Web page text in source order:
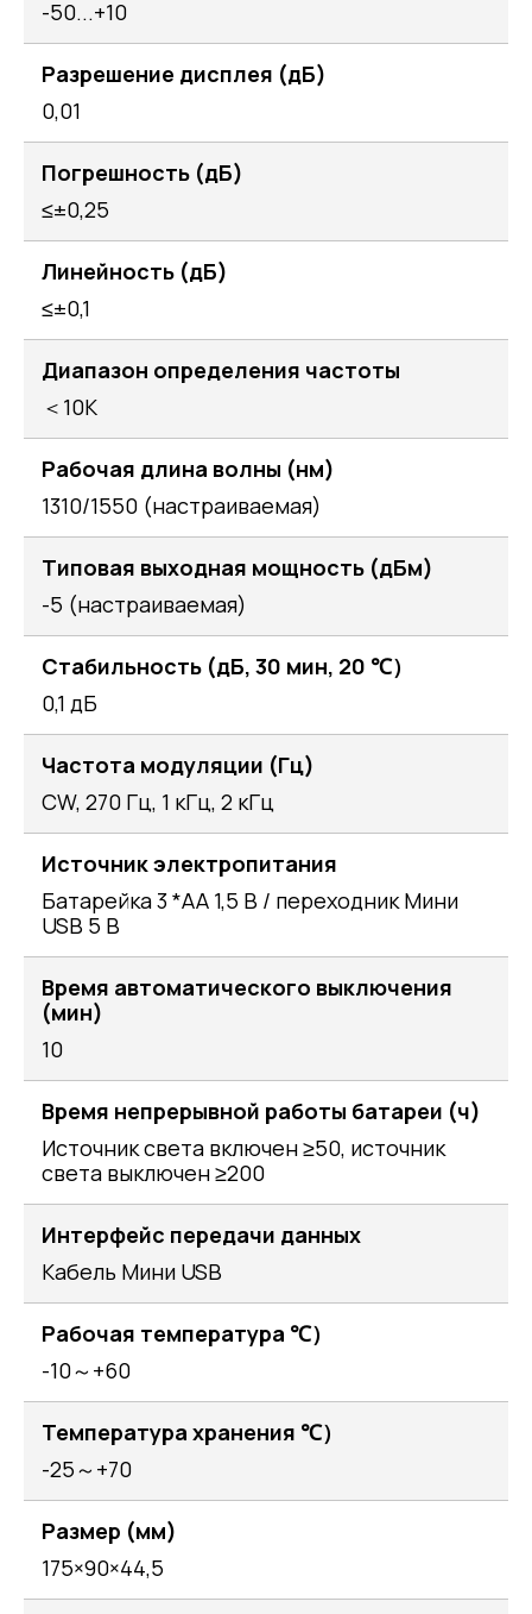
-50...+10
Разрешение дисплея (дБ)
0,01
Погрешность (дБ)
≤±0,25
Линейность (дБ)
≤±0,1
Диапазон определения частоты
＜10K
Рабочая длина волны (нм)
1310/1550 (настраиваемая)
Типовая выходная мощность (дБм)
-5 (настраиваемая)
Стабильность (дБ, 30 мин, 20 ℃）
0,1 дБ
Частота модуляции (Гц)
CW, 270 Гц, 1 кГц, 2 кГц
Источник электропитания
Батарейка 3 *AA 1,5 В / переходник Мини
USB 5 В
Время автоматического выключения
(мин)
10
Время непрерывной работы батареи (ч)
Источник света включен ≥50, источник
света выключен ≥200
Интерфейс передачи данных
Кабель Мини USB
Рабочая температура ℃）
-10～+60
Температура хранения ℃）
-25～+70
Размер (мм)
175×90×44,5